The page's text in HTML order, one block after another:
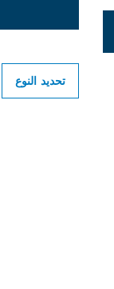
تحديد النوع